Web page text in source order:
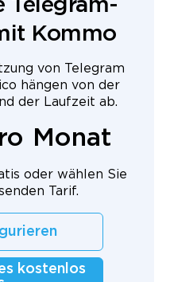
Telegram-
Kommo
von Telegram
hängen von der
der Laufzeit ab.
Monat
oder wählen Sie
Tarif.
kostenlos